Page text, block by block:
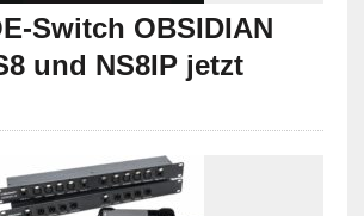
Switch OBSIDIAN
und NS8IP jetzt